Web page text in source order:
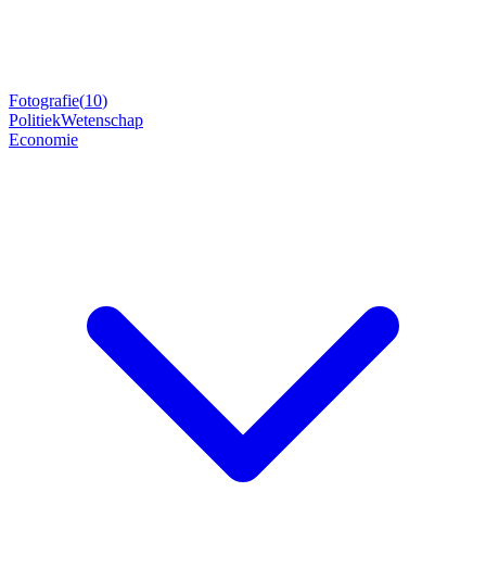
Fotografie(10)
PolitiekWetenschap
Economie